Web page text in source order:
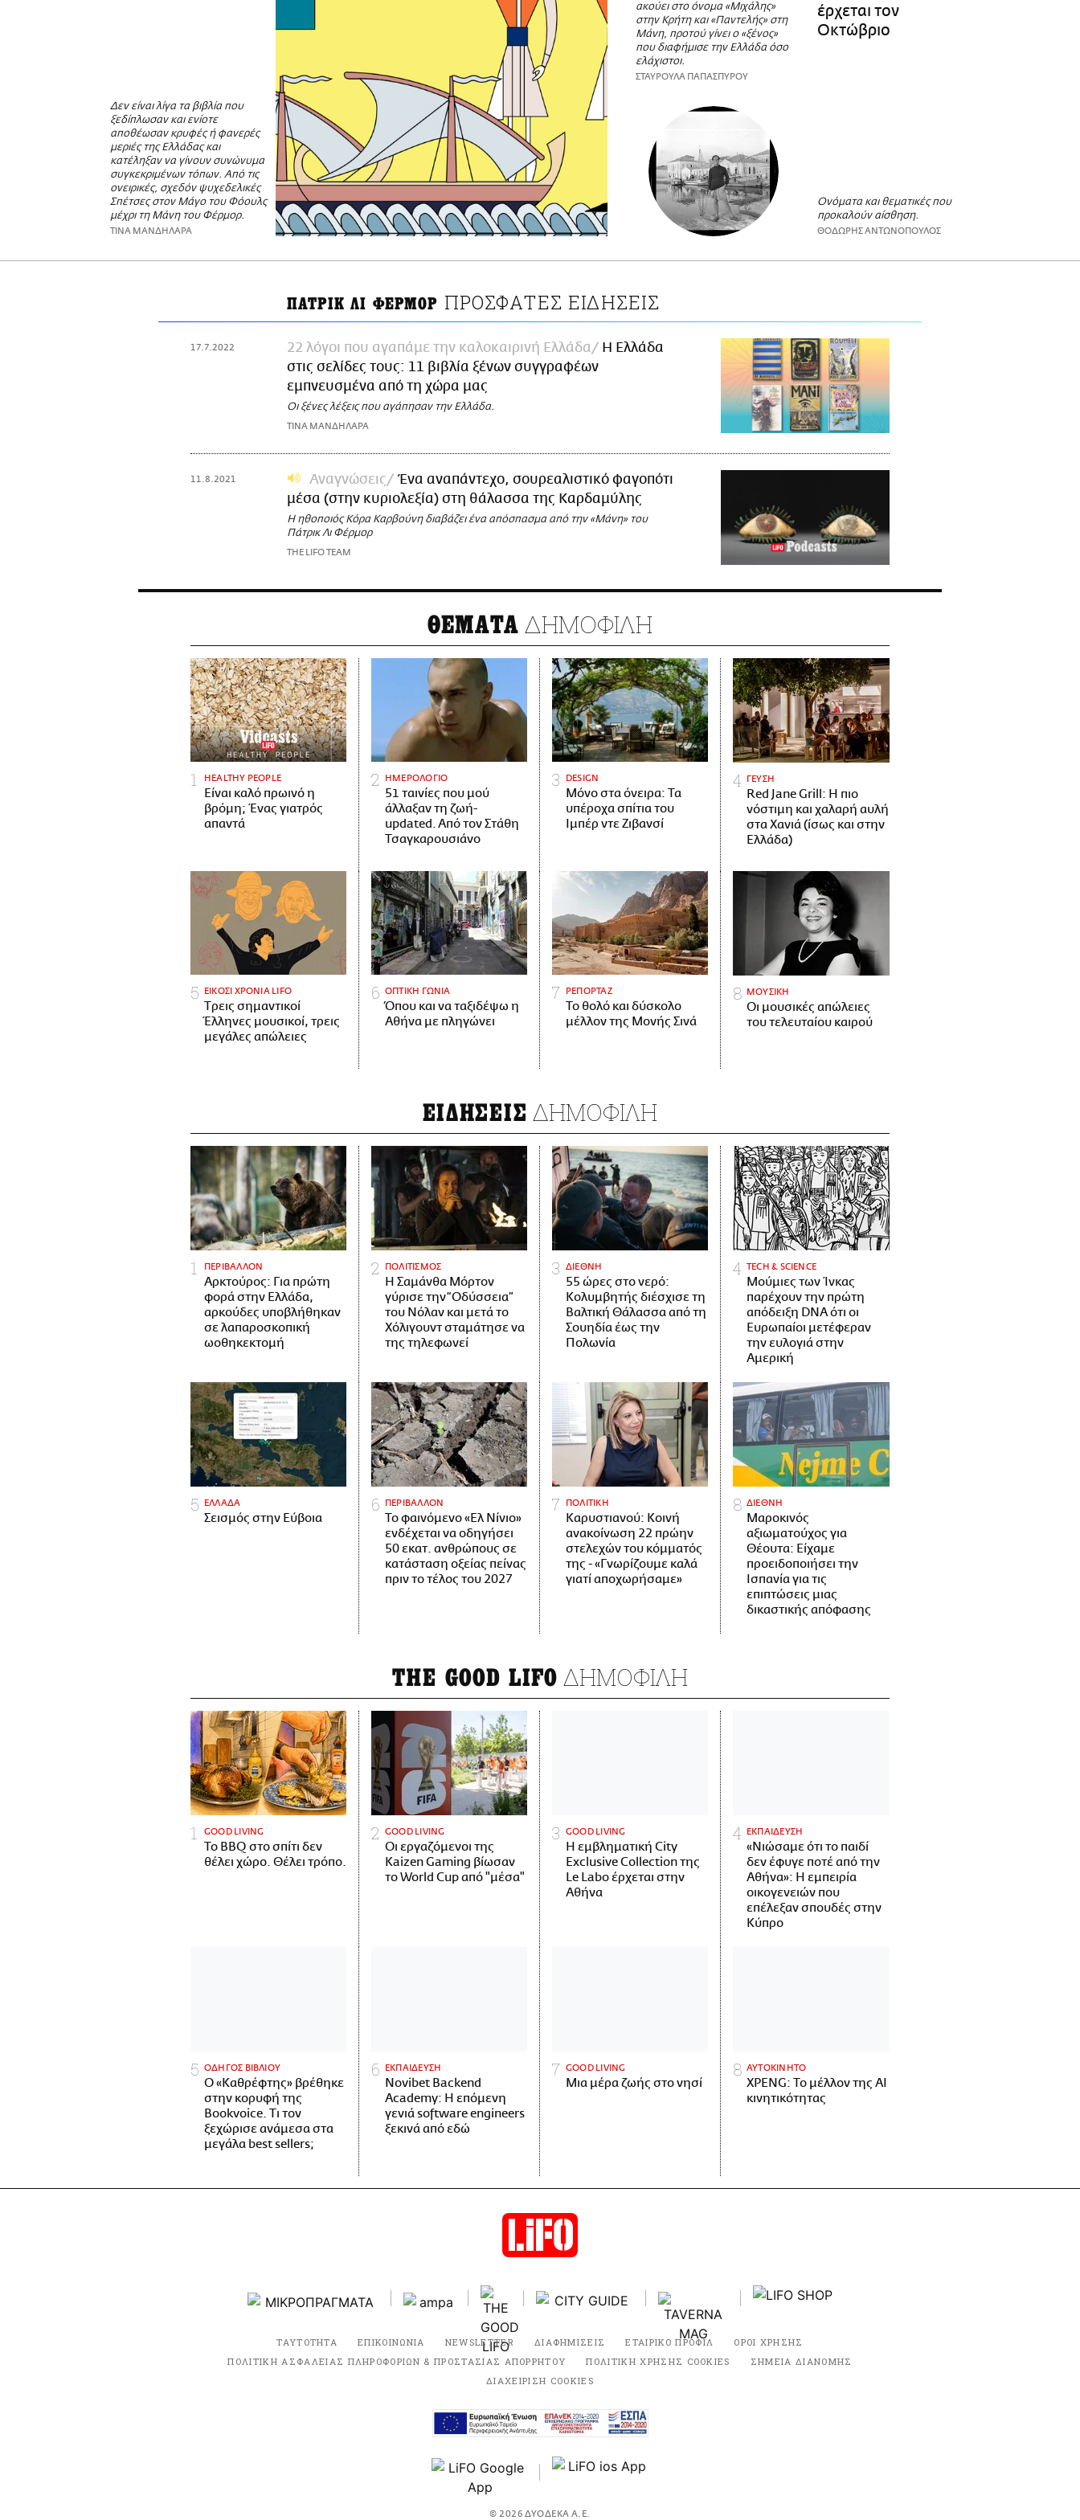
Δεν είναι λίγα τα βιβλία που
ξεδίπλωσαν και ενίοτε
αποθέωσαν κρυφές ή φανερές
μεριές της Ελλάδας και
κατέληξαν να γίνουν συνώνυμα
συγκεκριμένων τόπων. Από τις
ονειρικές, σχεδόν ψυχεδελικές
Σπέτσες στον Μάγο του Φόουλς
μέχρι τη Μάνη του Φέρμορ.
ΤΙΝΑ ΜΑΝΔΗΛΑΡΑ
ακούει στο όνομα «Μιχάλης»
στην Κρήτη και «Παντελής» στη
Μάνη, προτού γίνει ο «ξένος»
που διαφήμισε την Ελλάδα όσο
ελάχιστοι.
ΣΤΑΥΡΟΥΛΑ ΠΑΠΑΣΠΥΡΟΥ
έρχεται τον
Οκτώβριο
Ονόματα και θεματικές που
προκαλούν αίσθηση.
ΘΟΔΩΡΗΣ ΑΝΤΩΝΟΠΟΥΛΟΣ
ΠΑΤΡΙΚ ΛΙ ΦΕΡΜΟΡ ΠΡΟΣΦΑΤΕΣ ΕΙΔΗΣΕΙΣ
17.7.2022 22 λόγοι που αγαπάμε την καλοκαιρινή Ελλάδα
Η Ελλάδα
στις σελίδες τους: 11 βιβλία ξένων συγγραφέων
εμπνευσμένα από τη χώρα μας
Οι ξένες λέξεις που αγάπησαν την Ελλάδα.
ΤΙΝΑ ΜΑΝΔΗΛΑΡΑ
11.8.2021 Αναγνώσεις
Ένα αναπάντεχο, σουρεαλιστικό φαγοπότι
μέσα (στην κυριολεξία) στη θάλασσα της Καρδαμύλης
Η ηθοποιός Κόρα Καρβούνη διαβάζει ένα απόσπασμα από την «Μάνη» του
Πάτρικ Λι Φέρμορ
THE LIFO TEAM
ΘΕΜΑΤΑ ΔΗΜΟΦΙΛΗ
HEALTHY PEOPLE
Είναι καλό πρωινό η
βρόμη; Ένας γιατρός
απαντά
ΗΜΕΡΟΛΟΓΙΟ
51 ταινίες που μού
άλλαξαν τη ζωή-
updated. Aπό τον Στάθη
Τσαγκαρουσιάνο
DESIGN
Μόνο στα όνειρα: Τα
υπέροχα σπίτια του
Ιμπέρ ντε Ζιβανσί
ΓΕΥΣΗ
Red Jane Grill: Η πιο
νόστιμη και χαλαρή αυλή
στα Χανιά (ίσως και στην
Ελλάδα)
ΕΙΚΟΣΙ ΧΡΟΝΙΑ LIFO
Tρεις σημαντικοί
Έλληνες μουσικοί, τρεις
μεγάλες απώλειες
ΟΠΤΙΚΗ ΓΩΝΙΑ
Όπου και να ταξιδέψω η
Αθήνα με πληγώνει
ΡΕΠΟΡΤΑΖ
Το θολό και δύσκολο
μέλλον της Μονής Σινά
ΜΟΥΣΙΚΗ
Οι μουσικές απώλειες
του τελευταίου καιρού
ΕΙΔΗΣΕΙΣ ΔΗΜΟΦΙΛΗ
ΠΕΡΙΒΑΛΛΟΝ
Αρκτούρος: Για πρώτη
φορά στην Ελλάδα,
αρκούδες υποβλήθηκαν
σε λαπαροσκοπική
ωοθηκεκτομή
ΠΟΛΙΤΙΣΜΟΣ
Η Σαμάνθα Μόρτον
γύρισε την “Οδύσσεια”
του Νόλαν και μετά το
Χόλιγουντ σταμάτησε να
της τηλεφωνεί
ΔΙΕΘΝΗ
55 ώρες στο νερό:
Κολυμβητής διέσχισε τη
Βαλτική Θάλασσα από τη
Σουηδία έως την
Πολωνία
ΤECH & SCIENCE
Μούμιες των Ίνκας
παρέχουν την πρώτη
απόδειξη DNA ότι οι
Ευρωπαίοι μετέφεραν
την ευλογιά στην
Αμερική
ΕΛΛΑΔΑ
Σεισμός στην Εύβοια
ΠΕΡΙΒΑΛΛΟΝ
Το φαινόμενο «Ελ Νίνιο»
ενδέχεται να οδηγήσει
50 εκατ. ανθρώπους σε
κατάσταση οξείας πείνας
πριν το τέλος του 2027
ΠΟΛΙΤΙΚΗ
Καρυστιανού: Κοινή
ανακοίνωση 22 πρώην
στελεχών του κόμματός
της - «Γνωρίζουμε καλά
γιατί αποχωρήσαμε»
ΔΙΕΘΝΗ
Μαροκινός
αξιωματούχος για
Θέουτα: Είχαμε
προειδοποιήσει την
Ισπανία για τις
επιπτώσεις μιας
δικαστικής απόφασης
THE GOOD LIFO ΔΗΜΟΦΙΛΗ
GOOD LIVING
Το BBQ στο σπίτι δεν
θέλει χώρο. Θέλει τρόπο.
GOOD LIVING
Οι εργαζόμενοι της
Kaizen Gaming βίωσαν
το World Cup από "μέσα"
GOOD LIVING
Η εμβληματική City
Exclusive Collection της
Le Labo έρχεται στην
Αθήνα
ΕΚΠΑΙΔΕΥΣΗ
«Νιώσαμε ότι το παιδί
δεν έφυγε ποτέ από την
Αθήνα»: Η εμπειρία
οικογενειών που
επέλεξαν σπουδές στην
Κύπρο
ΟΔΗΓΟΣ ΒΙΒΛΙΟΥ
Ο «Καθρέφτης» βρέθηκε
στην κορυφή της
Bookvoice. Τι τον
ξεχώρισε ανάμεσα στα
μεγάλα best sellers;
ΕΚΠΑΙΔΕΥΣΗ
Novibet Backend
Academy: Η επόμενη
γενιά software engineers
ξεκινά από εδώ
GOOD LIVING
Μια μέρα ζωής στο νησί
ΑΥΤΟΚΙΝΗΤΟ
XPENG: Το μέλλον της AI
κινητικότητας
ΤΑΥΤΟΤΗΤΑ ΕΠΙΚΟΙΝΩΝΙΑ NEWSLETTER ΔΙΑΦΗΜΙΣΕΙΣ ΕΤΑΙΡΙΚΟ ΠΡΟΦΙΛ
ΟΡΟΙ ΧΡΗΣΗΣ
ΠΟΛΙΤΙΚΗ ΑΣΦΑΛΕΙΑΣ ΠΛΗΡΟΦΟΡΙΩΝ & ΠΡΟΣΤΑΣΙΑΣ ΑΠΟΡΡΗΤΟΥ
ΠΟΛΙΤΙΚΗ ΧΡΗΣΗΣ COOKIES
ΣΗΜΕΙΑ ΔΙΑΝΟΜΗΣ
ΔΙΑΧΕΙΡΙΣΗ COOKIES
© 2026 ΔΥΟΔΕΚΑ Α.Ε.